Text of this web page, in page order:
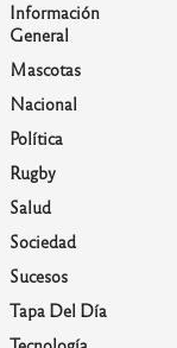
Información
General
Mascotas
Nacional
Política
Rugby
Salud
Sociedad
Sucesos
Tapa Del Día